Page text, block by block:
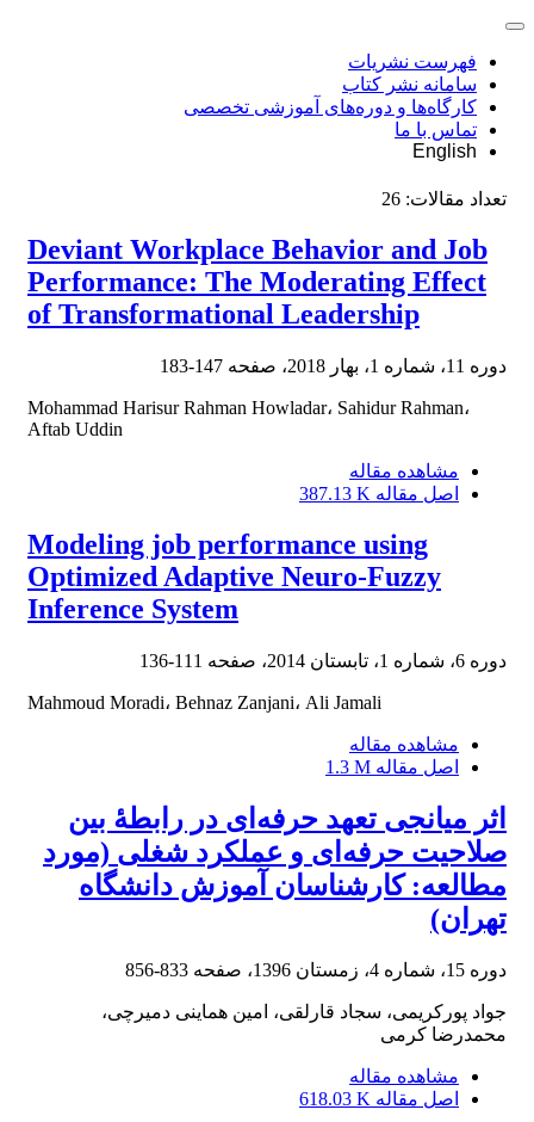
فهرست نشریات
سامانه نشر کتاب
کارگاه‌ها و دوره‌های آموزشی تخصصی
تماس با ما
English
تعداد مقالات: 26
Deviant Workplace Behavior and Job
Performance: The Moderating Effect
of Transformational Leadership
دوره 11، شماره 1، بهار 2018، صفحه 147-183
Mohammad Harisur Rahman Howladar، Sahidur Rahman،
Aftab Uddin
مشاهده مقاله
اصل مقاله 387.13 K
Modeling job performance using
Optimized Adaptive Neuro-Fuzzy
Inference System
دوره 6، شماره 1، تابستان 2014، صفحه 111-136
Mahmoud Moradi، Behnaz Zanjani، Ali Jamali
مشاهده مقاله
اصل مقاله 1.3 M
اثر میانجی تعهد حرفه‌ای در رابطۀ بین
صلاحیت حرفه‌ای و عملکرد شغلی (مورد
مطالعه: کارشناسان آموزش دانشگاه
تهران)
دوره 15، شماره 4، زمستان 1396، صفحه 833-856
جواد پورکریمی، سجاد قارلقی، امین هماینی دمیرچی،
محمدرضا کرمی
مشاهده مقاله
اصل مقاله 618.03 K